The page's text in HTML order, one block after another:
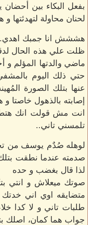
بفعل البكاء بين
لحنان محاولة لتهدئتها
هششش انا جمبك
ظلت علي هذه الحال
ماضي والدتها المؤلم
حتي ذلك اليوم
عنها بتلك الصورة
إصابته بالذهول خاصتا
انت مش قولت انك
تلمسني تاني..
لوهله صُدٌم يوسف من
صدمته عندما نطقت بتلك
لذا قال بغضب و حده
صوتك ميعلاش و انتي
متضايقه اوي اني
طلبات تاني و لا كدا
جواب هما كمان، اصلك